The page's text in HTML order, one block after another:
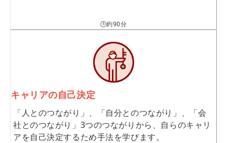
🕒約90分
キャリアの自己決定
「人とのつながり」、「自分とのつながり」、「会
社とのつながり」3つのつながりから、自らのキャリ
アを自己決定するため手法を学びます。